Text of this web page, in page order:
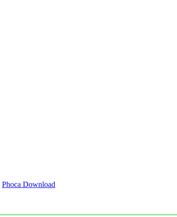
Phoca Download